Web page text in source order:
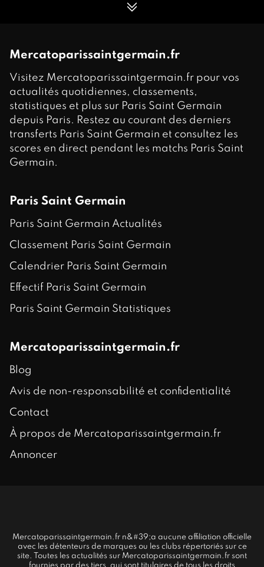
Mercatoparissaintgermain.fr
Visitez Mercatoparissaintgermain.fr pour vos
actualités quotidiennes, classements,
statistiques et plus sur Paris Saint Germain
depuis Paris. Restez au courant des derniers
transferts Paris Saint Germain et consultez les
scores en direct pendant les matchs Paris Saint
Germain.
Paris Saint Germain
Paris Saint Germain Actualités
Classement Paris Saint Germain
Calendrier Paris Saint Germain
Effectif Paris Saint Germain
Paris Saint Germain Statistiques
Mercatoparissaintgermain.fr
Blog
Avis de non-responsabilité et confidentialité
Contact
À propos de Mercatoparissaintgermain.fr
Annoncer
Mercatoparissaintgermain.fr n&#39;a aucune affiliation officielle
avec les détenteurs de marques ou les clubs répertoriés sur ce
site. Toutes les actualités sur Mercatoparissaintgermain.fr sont
fournies par des tiers, qui sont titulaires de tous les droits